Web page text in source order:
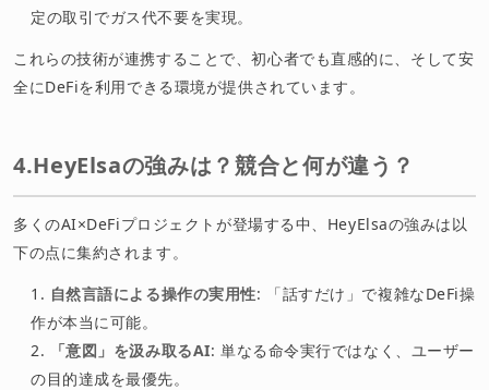
定の取引でガス代不要を実現。
これらの技術が連携することで、初心者でも直感的に、そして安
全にDeFiを利用できる環境が提供されています。
4.HeyElsaの強みは？競合と何が違う？
多くのAI×DeFiプロジェクトが登場する中、HeyElsaの強みは以
下の点に集約されます。
自然言語による操作の実用性: 「話すだけ」で複雑なDeFi操
作が本当に可能。
「意図」を汲み取るAI: 単なる命令実行ではなく、ユーザー
の目的達成を最優先。